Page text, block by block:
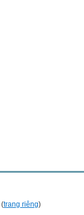
(trang riêng)